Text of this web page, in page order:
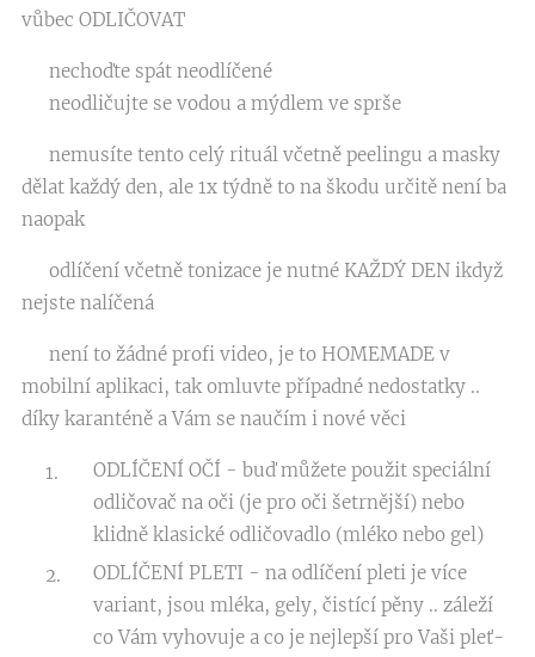
vůbec ODLIČOVAT ❗️
❌ nechoďte spát neodlíčené
❌ neodličujte se vodou a mýdlem ve sprše
👉🏼 nemusíte tento celý rituál včetně peelingu a masky
dělat každý den, ale 1x týdně to na škodu určitě není ba
naopak
👉🏼 odlíčení včetně tonizace je nutné KAŽDÝ DEN ikdyž
nejste nalíčená
❤️ není to žádné profi video, je to HOMEMADE v
mobilní aplikaci, tak omluvte případné nedostatky ..
díky karanténě a Vám se naučím i nové věci 🤩
ODLÍČENÍ OČÍ - buď můžete použit speciální
odličovač na oči (je pro oči šetrnější) nebo
klidně klasické odličovadlo (mléko nebo gel)
ODLÍČENÍ PLETI - na odlíčení pleti je více
variant, jsou mléka, gely, čistící pěny .. záleží
co Vám vyhovuje a co je nejlepší pro Vaši pleť-